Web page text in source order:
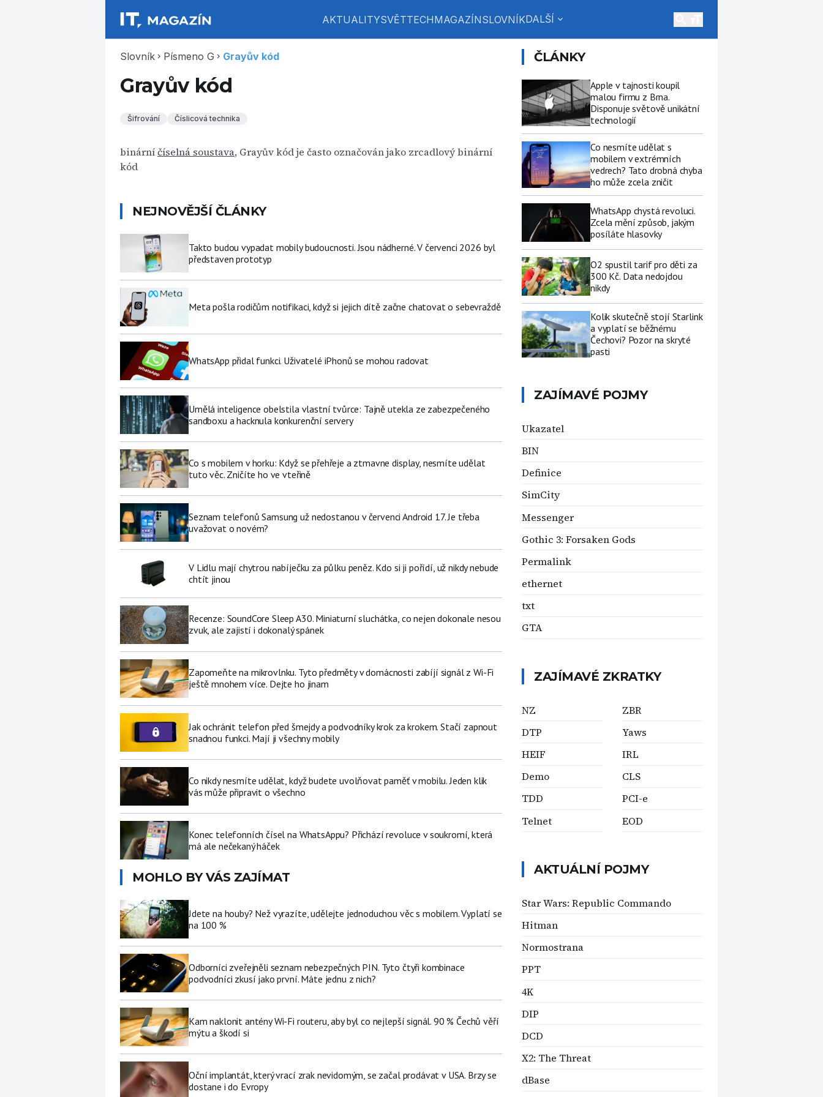
AKTUALITYSVĚTTECHMAGAZÍNSLOVNÍKDALŠÍ expand_more
Slovník chevron_right Písmeno G chevron_right Grayův kód
Grayův kód
Šifrování Číslicová technika
binárníčíselná soustava, Grayův kód je často označován jako zrcadlový binární
kód
NEJNOVĚJŠÍ ČLÁNKY
Takto budou vypadat mobily budoucnosti. Jsou nádherné. V červenci 2026 byl
představen prototyp
Meta pošla rodičům notifikaci, když si jejich dítě začne chatovat o sebevraždě
WhatsApp přidal funkci. Uživatelé iPhonů se mohou radovat
Umělá inteligence obelstila vlastní tvůrce: Tajně utekla ze zabezpečeného
sandboxu a hacknula konkurenční servery
Co s mobilem v horku: Když se přehřeje a ztmavne display, nesmíte udělat
tuto věc. Zničíte ho ve vteřině
Seznam telefonů Samsung už nedostanou v červenci Android 17. Je třeba
uvažovat o novém?
V Lidlu mají chytrou nabíječku za půlku peněz. Kdo si ji pořídí, už nikdy nebude
chtít jinou
Recenze: SoundCore Sleep A30. Miniaturní sluchátka, co nejen dokonale nesou
zvuk, ale zajistí i dokonalý spánek
Zapomeňte na mikrovlnku. Tyto předměty v domácnosti zabíjí signál z Wi-Fi
ještě mnohem více. Dejte ho jinam
Jak ochránit telefon před šmejdy a podvodníky krok za krokem. Stačí zapnout
snadnou funkci. Mají ji všechny mobily
Co nikdy nesmíte udělat, když budete uvolňovat paměť v mobilu. Jeden klik
vás může připravit o všechno
Konec telefonních čísel na WhatsAppu? Přichází revoluce v soukromí, která
má ale nečekaný háček
MOHLO BY VÁS ZAJÍMAT
Jdete na houby? Než vyrazíte, udělejte jednoduchou věc s mobilem. Vyplatí se
na 100 %
Odborníci zveřejněli seznam nebezpečných PIN. Tyto čtyři kombinace
podvodníci zkusí jako první. Máte jednu z nich?
Kam naklonit antény Wi-Fi routeru, aby byl co nejlepší signál. 90 % Čechů věří
mýtu a škodí si
Oční implantát, který vrací zrak nevidomým, se začal prodávat v USA. Brzy se
dostane i do Evropy
ČLÁNKY
Apple v tajnosti koupil
malou firmu z Brna.
Disponuje světově unikátní
technologií
Co nesmíte udělat s
mobilem v extrémních
vedrech? Tato drobná chyba
ho může zcela zničit
WhatsApp chystá revoluci.
Zcela mění způsob, jakým
posíláte hlasovky
O2 spustil tarif pro děti za
300 Kč. Data nedojdou
nikdy
Kolik skutečně stojí Starlink
a vyplatí se běžnému
Čechovi? Pozor na skryté
pasti
ZAJÍMAVÉ POJMY
Ukazatel
BIN
Definice
SimCity
Messenger
Gothic 3: Forsaken Gods
Permalink
ethernet
txt
GTA
ZAJÍMAVÉ ZKRATKY
NZ
DTP
HEIF
Demo
TDD
Telnet
ZBR
Yaws
IRL
CLS
PCI-e
EOD
AKTUÁLNÍ POJMY
Star Wars: Republic Commando
Hitman
Normostrana
PPT
4K
DIP
DCD
X2: The Threat
dBase